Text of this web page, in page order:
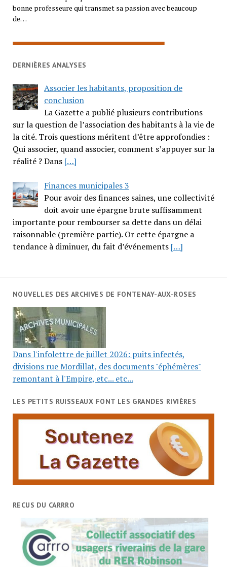
bonne professeure qui transmet sa passion avec beaucoup
de…
DERNIÈRES ANALYSES
Associer les habitants, proposition de
conclusion
La Gazette a publié plusieurs contributions
sur la question de l’association des habitants à la vie de
la cité. Trois questions méritent d’être approfondies :
Qui associer, quand associer, comment s’appuyer sur la
réalité ? Dans […]
Finances municipales 3
Pour avoir des finances saines, une collectivité
doit avoir une épargne brute suffisamment
importante pour rembourser sa dette dans un délai
raisonnable (première partie). Or cette épargne a
tendance à diminuer, du fait d’événements […]
NOUVELLES DES ARCHIVES DE FONTENAY-AUX-ROSES
Dans l'infolettre de juillet 2026: puits infectés,
divisions rue Mordillat, des documents "éphémères"
remontant à l'Empire, etc... etc...
LES PETITS RUISSEAUX FONT LES GRANDES RIVIÈRES
RECUS DU CARRRO